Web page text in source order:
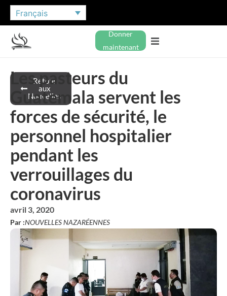
Français
Donner
maintenant
Retour
aux
Nouvelles
Les pasteurs du
Guatemala servent les
forces de sécurité, le
personnel hospitalier
pendant les
verrouillages du
coronavirus
avril 3, 2020
Par :NOUVELLES NAZARÉENNES